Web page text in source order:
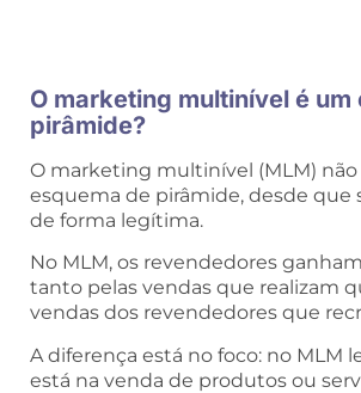
O marketing multinível é um
pirâmide?
O marketing multinível (MLM)
esquema de pirâmide, desde que
de forma legítima.
No MLM, os revendedores
tanto pelas vendas que realizam
vendas dos revendedores que
A diferença está no foco: no MLM
está na venda de produtos ou